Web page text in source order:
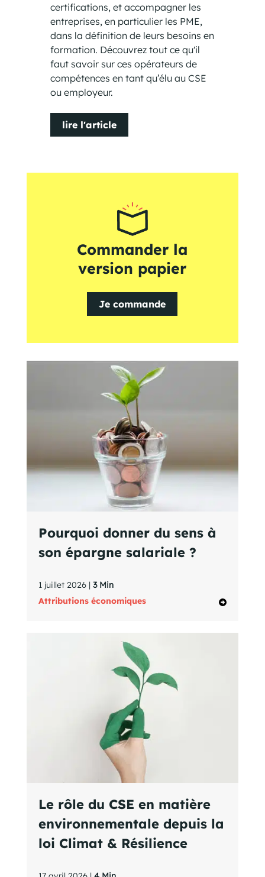
Commander la
version papier
Je commande
certifications, et accompagner les
entreprises, en particulier les PME,
dans la définition de leurs besoins en
formation. Découvrez tout ce qu'il
faut savoir sur ces opérateurs de
compétences en tant qu’élu au CSE
ou employeur.
lire l'article
Pourquoi donner du sens à
son épargne salariale ?
1 juillet 2026 | 3 Min
Attributions économiques
Le rôle du CSE en matière
environnementale depuis la
loi Climat & Résilience